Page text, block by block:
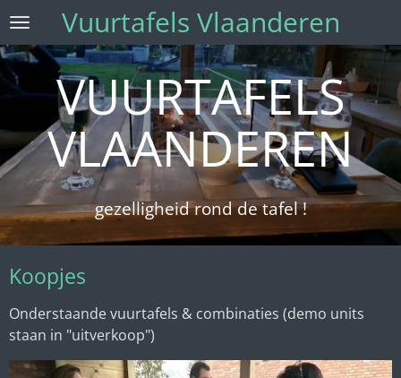
Ga
naar
de
hoofdinhoud
Vuurtafels Vlaanderen
VUURTAFELS
VLAANDEREN
gezelligheid rond de tafel !
Koopjes
Onderstaande vuurtafels & combinaties (demo units
staan in "uitverkoop")